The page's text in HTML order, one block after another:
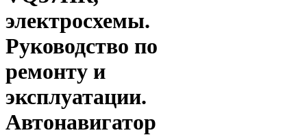
электросхемы.
Руководство по
ремонту и
эксплуатации.
Автонавигатор